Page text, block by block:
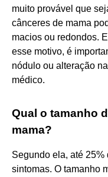
muito provável que
cânceres de mama
macios ou redondos.
esse motivo, é
nódulo ou alteração
médico.
Qual o tamanho
mama?
Segundo ela, até
sintomas. O tamanho